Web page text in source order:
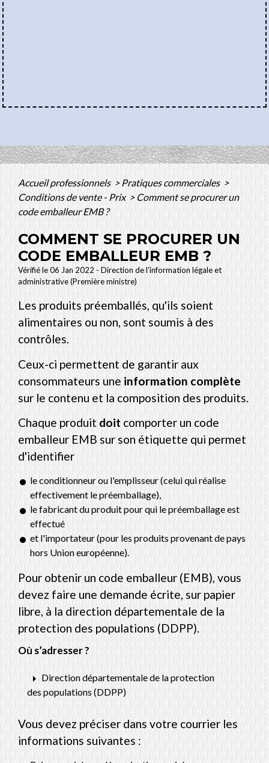
Accueil professionnels>Pratiques commerciales>
Conditions de vente - Prix >Comment se procurer un
code emballeur EMB ?
COMMENT SE PROCURER UN
CODE EMBALLEUR EMB ?
Vérifié le 06 Jan 2022 - Direction de l'information légale et
administrative (Première ministre)
Les produits préemballés, qu'ils soient
alimentaires ou non, sont soumis à des
contrôles.
Ceux-ci permettent de garantir aux
consommateurs uneinformation complète
sur le contenu et la composition des produits.
Chaque produitdoitcomporter un code
emballeur EMB sur son étiquette qui permet
d'identifier
le conditionneur ou l'emplisseur (celui qui réalise
effectivement le préemballage),
le fabricant du produit pour qui le préemballage est
effectué
et l'importateur (pour les produits provenant de pays
hors Union européenne).
Pour obtenir un code emballeur (EMB), vous
devez faire une demande écrite, sur papier
libre, à la direction départementale de la
protection des populations (DDPP).
Où s’adresser ?
arrow_rightDirection départementale de la protection
des populations (DDPP)
Vous devez préciser dans votre courrier les
informations suivantes :